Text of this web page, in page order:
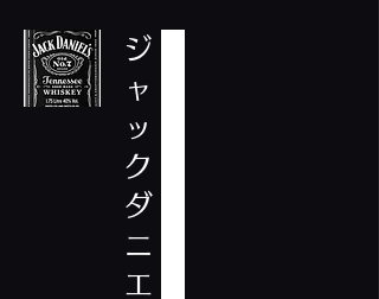
ジ
ャ
ッ
ク
ダ
ニ
エ